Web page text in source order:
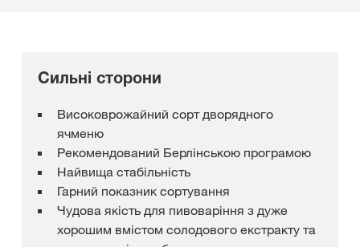
Сильні сторони
Високоврожайний сорт дворядного
ячменю
Рекомендований Берлінською програмою
Найвища стабільність
Гарний показник сортування
Чудова якість для пивоваріння з дуже
хорошим вмістом солодового екстракту та